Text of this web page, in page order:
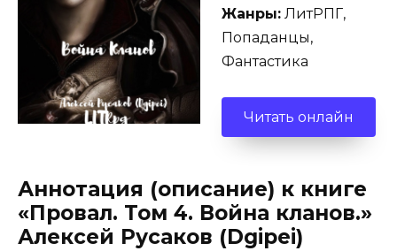
Жанры: ЛитРПГ,
Попаданцы,
Фантастика
Читать онлайн
Аннотация (описание) к книге
«Провал. Том 4. Война кланов.»
Алексей Русаков (Dgipei)